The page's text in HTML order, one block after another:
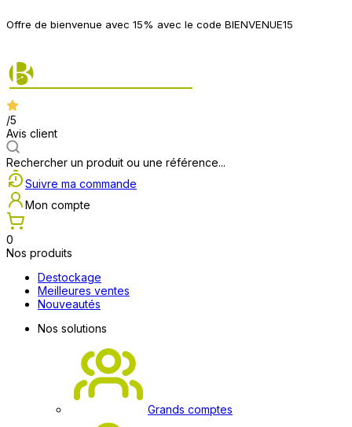
Offre de bienvenue avec 15% avec le code BIENVENUE15
/5
Avis client
Rechercher un produit ou une référence...
Suivre ma commande
Mon compte
0
Nos produits
Destockage
Meilleures ventes
Nouveautés
Nos solutions
Grands comptes